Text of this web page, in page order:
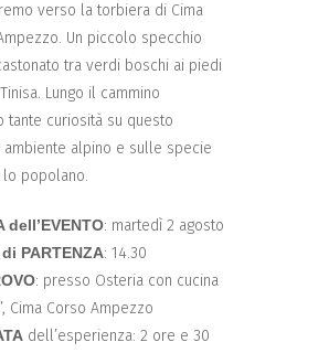
verso la torbiera di Cima
Un piccolo specchio
tra verdi boschi ai piedi
Lungo il cammino
tante curiosità su questo
alpino e sulle specie
popolano.
dell’EVENTO: martedì 2 agosto
PARTENZA: 14.30
: presso Osteria con cucina
Cima Corso Ampezzo
dell’esperienza: 2 ore e 30